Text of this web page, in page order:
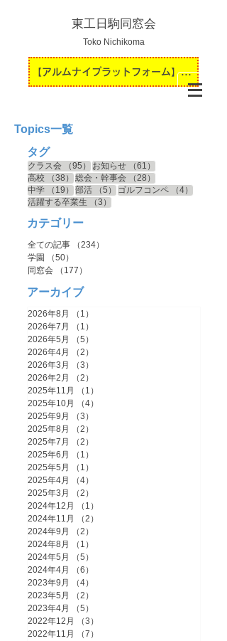
東工日駒同窓会
Toko Nichikoma
【アルムナイプラットフォーム】運用開始のお知らせ
Topics一覧
タグ
クラス会 （95） 95件の記事
お知らせ （61）
高校
（38） 38件の記事
総会・幹事会 （28）
中学
（19） 19件の記事
部活 （5） 5件の記事
ゴルフコンペ （4）
活躍する卒業生
（3）
カテゴリー
全ての記事 （234）
学園
（50）
同窓会
（177）
アーカイブ
2026年8月 （1）
2026年7月
（1）
2026年5月
（5）
2026年4月
（2）
2026年3月
（3）
2026年2月
（2）
2025年11月
（1）
2025年10月
（4）
2025年9月
（3）
2025年8月
（2）
2025年7月
（2）
2025年6月
（1）
2025年5月
（1）
2025年4月
（4）
2025年3月
（2）
2024年12月
（1）
2024年11月
（2）
2024年9月
（2）
2024年8月
（1）
2024年5月
（5）
2024年4月
（6）
2023年9月
（4）
2023年5月
（2）
2023年4月
（5）
2022年12月
（3）
2022年11月
（7）